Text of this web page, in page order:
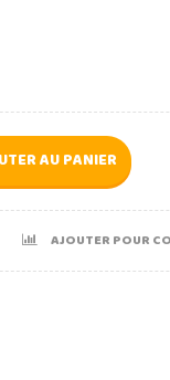
AU PANIER
AJOUTER POUR